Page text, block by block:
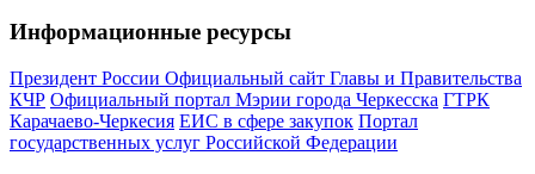
Информационные ресурсы
Президент России Официальный сайт Главы и Правительства
КЧР Официальный портал Мэрии города Черкесска ГТРК
Карачаево-Черкесия ЕИС в сфере закупок Портал
государственных услуг Российской Федерации